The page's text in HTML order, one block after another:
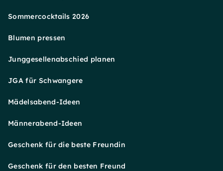
Sommercocktails 2026
Blumen pressen
Junggesellenabschied planen
JGA für Schwangere
Mädelsabend-Ideen
Männerabend-Ideen
Geschenk für die beste Freundin
Geschenk für den besten Freund